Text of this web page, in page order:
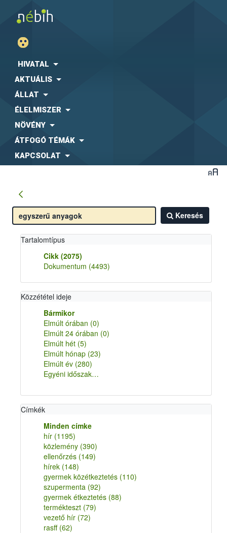
HIVATAL
AKTUÁLIS
ÁLLAT
ÉLELMISZER
NÖVÉNY
ÁTFOGÓ TÉMÁK
KAPCSOLAT
Keresés
Tartalomtípus
Cikk (2075)
Dokumentum (4493)
Közzététel ideje
Bármikor
Elmúlt órában (0)
Elmúlt 24 órában (0)
Elmúlt hét (5)
Elmúlt hónap (23)
Elmúlt év (280)
Egyéni időszak…
Címkék
Minden címke
hír (1195)
közlemény (390)
ellenőrzés (149)
hírek (148)
gyermek közétkeztetés (110)
szupermenta (92)
gyermek étkeztetés (88)
termékteszt (79)
vezető hír (72)
rasff (62)